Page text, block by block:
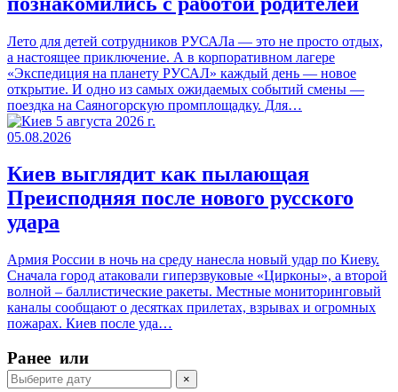
Лето для детей сотрудников РУСАЛа — это не просто отдых,
а настоящее приключение. А в корпоративном лагере
«Экспедиция на планету РУСАЛ» каждый день — новое
открытие. И одно из самых ожидаемых событий смены —
поездка на Саяногорскую промплощадку. Для…
05.08.2026
Киев выглядит как пылающая
Преисподняя после нового русского
удара
Армия России в ночь на среду нанесла новый удар по Киеву.
Сначала город атаковали гиперзвуковые «Цирконы», а второй
волной – баллистические ракеты. Местные мониторинговый
каналы сообщают о десятках прилетах, взрывах и огромных
пожарах. Киев после уда…
Ранее или
×